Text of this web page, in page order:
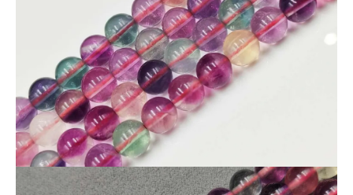
このクオリティ・この色幅でこの価格は
非常に魅力的な条件です。
■ 在庫限定
安定入荷が難しいため、
在庫限りで終了予定。
■ 制作・販売用にも最適
ブレスレット制作やパーツ取りなど、
幅広く活用できる万能素材です。